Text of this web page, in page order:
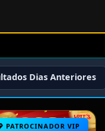
Dias Anteriores
PATROCINADOR VIP